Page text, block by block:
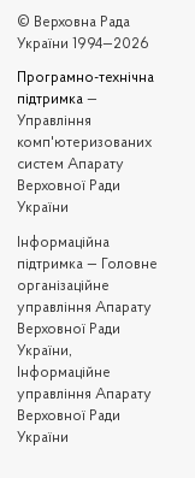
© Верховна Рада
України 1994—2026
Програмно-технічна
підтримка —
Управління
комп'ютеризованих
систем Апарату
Верховної Ради
України
Iнформаційна
підтримка — Головне
організаційне
управління Апарату
Верховної Ради
України,
Інформаційне
управління Апарату
Верховної Ради
України